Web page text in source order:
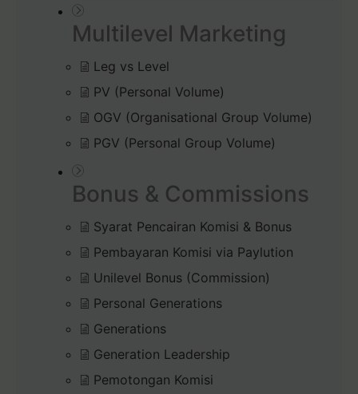
Multilevel Marketing
Leg vs Level
PV (Personal Volume)
OGV (Organisational Group Volume)
PGV (Personal Group Volume)
Bonus & Commissions
Syarat Pencairan Komisi & Bonus
Pembayaran Komisi via Paylution
Unilevel Bonus (Commission)
Personal Generations
Generations
Generation Leadership
Pemotongan Komisi